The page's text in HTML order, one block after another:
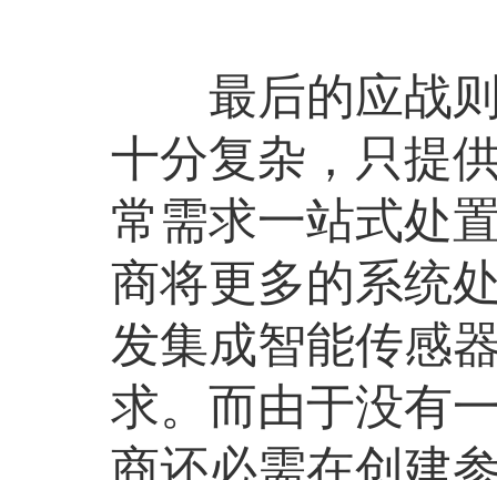
最后的应战则
十分复杂，只提
常需求一站式处
商将更多的系统
发集成智能传感
求。而由于没有
商还必需在创建